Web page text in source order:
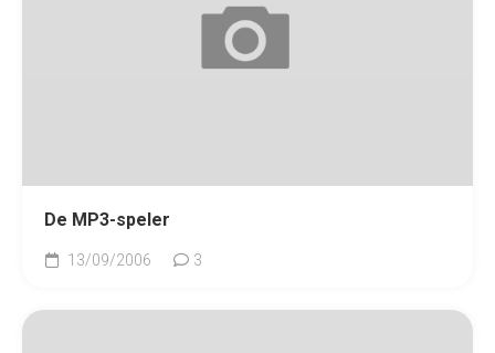
De MP3-speler
13/09/2006 3